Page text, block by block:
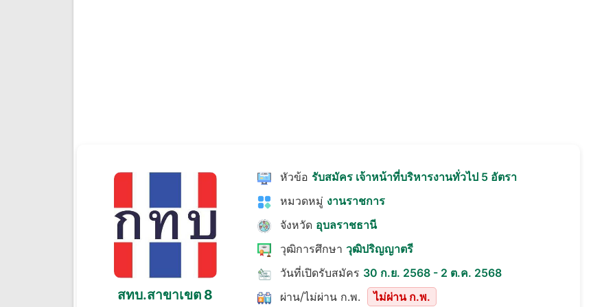
สทบ.สาขาเขต 8
หัวข้อ รับสมัคร เจ้าหน้าที่บริหารงานทั่วไป 5 อัตรา
หมวดหมู่ งานราชการ
จังหวัด อุบลราชธานี
วุฒิการศึกษา วุฒิปริญญาตรี
วันที่เปิดรับสมัคร 30 ก.ย. 2568 - 2 ต.ค. 2568
ผ่าน/ไม่ผ่าน ก.พ.
ไม่ผ่าน ก.พ.